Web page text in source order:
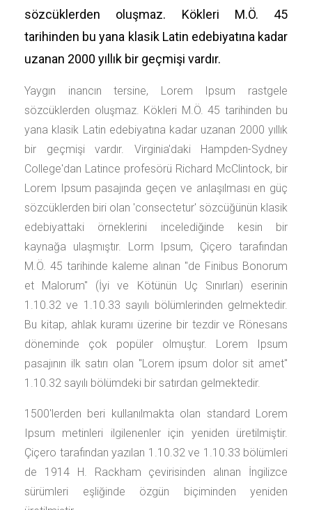
sözcüklerden oluşmaz. Kökleri M.Ö. 45
tarihinden bu yana klasik Latin edebiyatına kadar
uzanan 2000 yıllık bir geçmişi vardır.
Yaygın inancın tersine, Lorem Ipsum rastgele
sözcüklerden oluşmaz. Kökleri M.Ö. 45 tarihinden bu
yana klasik Latin edebiyatına kadar uzanan 2000 yıllık
bir geçmişi vardır. Virginia'daki Hampden-Sydney
College'dan Latince profesörü Richard McClintock, bir
Lorem Ipsum pasajında geçen ve anlaşılması en güç
sözcüklerden biri olan 'consectetur' sözcüğünün klasik
edebiyattaki örneklerini incelediğinde kesin bir
kaynağa ulaşmıştır. Lorm Ipsum, Çiçero tarafından
M.Ö. 45 tarihinde kaleme alınan "de Finibus Bonorum
et Malorum" (İyi ve Kötünün Uç Sınırları) eserinin
1.10.32 ve 1.10.33 sayılı bölümlerinden gelmektedir.
Bu kitap, ahlak kuramı üzerine bir tezdir ve Rönesans
döneminde çok popüler olmuştur. Lorem Ipsum
pasajının ilk satırı olan "Lorem ipsum dolor sit amet"
1.10.32 sayılı bölümdeki bir satırdan gelmektedir.
1500'lerden beri kullanılmakta olan standard Lorem
Ipsum metinleri ilgilenenler için yeniden üretilmiştir.
Çiçero tarafından yazılan 1.10.32 ve 1.10.33 bölümleri
de 1914 H. Rackham çevirisinden alınan İngilizce
sürümleri eşliğinde özgün biçiminden yeniden